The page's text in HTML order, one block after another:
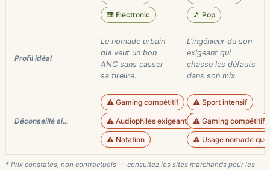
🎹 Electronic 🎵 Pop
Profil idéal
Le nomade urbain
qui veut un bon
ANC sans casser
sa tirelire.
L'ingénieur du son
exigeant qui
chasse les défauts
dans son mix.
Déconseillé si…
⚠️ Gaming compétitif
⚠️ Audiophiles exigeants
⚠️ Natation
⚠️ Sport intensif
⚠️ Gaming compétitif
⚠️ Usage nomade
* Prix constatés, non contractuels — consultez les sites marchands pour les